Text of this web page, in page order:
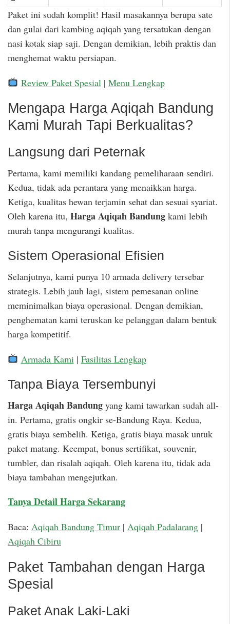
Paket ini sudah komplit! Hasil masakannya berupa sate
dan gulai dari kambing aqiqah yang tersatukan dengan
nasi kotak siap saji. Dengan demikian, lebih praktis dan
menghemat waktu persiapan.
Review Paket Spesial | Menu Lengkap
Mengapa Harga Aqiqah Bandung
Kami Murah Tapi Berkualitas?
Langsung dari Peternak
Pertama, kami memiliki kandang pemeliharaan sendiri.
Kedua, tidak ada perantara yang menaikkan harga.
Ketiga, kualitas hewan terjamin sehat dan sesuai syariat.
Oleh karena itu, Harga Aqiqah Bandung kami lebih
murah tanpa mengurangi kualitas.
Sistem Operasional Efisien
Selanjutnya, kami punya 10 armada delivery tersebar
strategis. Lebih jauh lagi, sistem pemesanan online
meminimalkan biaya operasional. Dengan demikian,
penghematan kami teruskan ke pelanggan dalam bentuk
harga kompetitif.
Armada Kami | Fasilitas Lengkap
Tanpa Biaya Tersembunyi
Harga Aqiqah Bandung yang kami tawarkan sudah all-
in. Pertama, gratis ongkir se-Bandung Raya. Kedua,
gratis biaya sembelih. Ketiga, gratis biaya masak untuk
paket matang. Keempat, bonus sertifikat, souvenir,
tumbler, dan risalah aqiqah. Oleh karena itu, tidak ada
biaya tambahan mengejutkan.
Tanya Detail Harga Sekarang
Baca: Aqiqah Bandung Timur | Aqiqah Padalarang |
Aqiqah Cibiru
Paket Tambahan dengan Harga
Spesial
Paket Anak Laki-Laki